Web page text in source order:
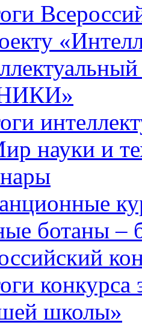
науки и
ботаны –
школы»